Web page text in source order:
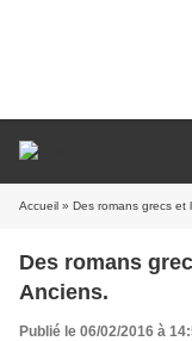
Accueil » Des romans grecs et
Des romans
Anciens.
Publié le 06/02/2016 à